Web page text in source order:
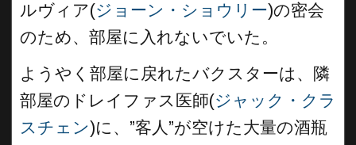
ルヴィア(ジョーン・ショウリー)の密会
のため、部屋に入れないでいた。
ようやく部屋に戻れたバクスターは、隣
部屋のドレイファス医師(ジャック・クラ
スチェン)に、”客人”が空けた大量の酒瓶